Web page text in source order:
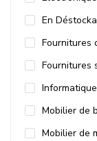
En
Fournitures
Fournitures
Informatique
Mobilier de
Mobilier de